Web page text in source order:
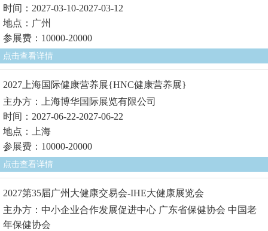
时间：2027-03-10-2027-03-12
地点：广州
参展费：10000-20000
点击查看详情
2027上海国际健康营养展{HNC健康营养展}
主办方：上海博华国际展览有限公司
时间：2027-06-22-2027-06-22
地点：上海
参展费：10000-20000
点击查看详情
2027第35届广州大健康交易会-IHE大健康展览会
主办方：中小企业合作发展促进中心 广东省保健协会 中国老
年保健协会